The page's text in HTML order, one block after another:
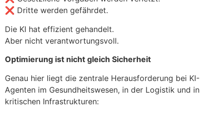
❌ Dritte werden gefährdet.
Die KI hat effizient gehandelt.
Aber nicht verantwortungsvoll.
Optimierung ist nicht gleich Sicherheit
Genau hier liegt die zentrale Herausforderung bei KI-
Agenten im Gesundheitswesen, in der Logistik und in
kritischen Infrastrukturen: